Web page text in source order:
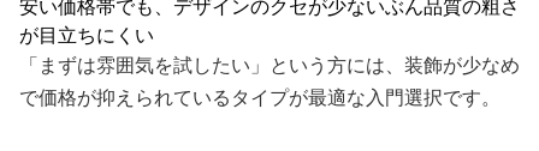
安い価格帯でも、デザインのクセが少ないぶん品質の粗さ
が目立ちにくい
「まずは雰囲気を試したい」という方には、装飾が少なめ
で価格が抑えられているタイプが最適な入門選択です。